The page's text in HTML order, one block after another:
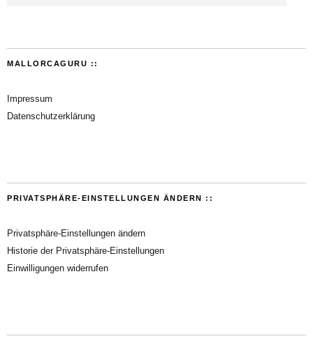
MALLORCAGURU ::
Impressum
Datenschutzerklärung
PRIVATSPHÄRE-EINSTELLUNGEN ÄNDERN ::
Privatsphäre-Einstellungen ändern
Historie der Privatsphäre-Einstellungen
Einwilligungen widerrufen